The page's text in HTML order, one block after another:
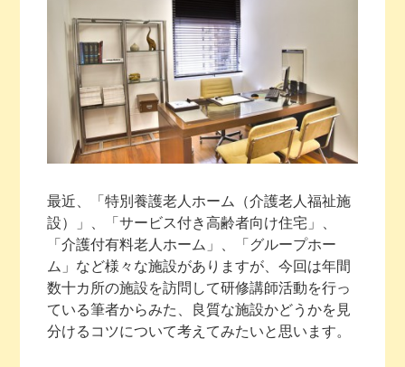
最近、「特別養護老人ホーム（介護老人福祉施
設）」、「サービス付き高齢者向け住宅」、
「介護付有料老人ホーム」、「グループホー
ム」など様々な施設がありますが、今回は年間
数十カ所の施設を訪問して研修講師活動を行っ
ている筆者からみた、良質な施設かどうかを見
分けるコツについて考えてみたいと思います。